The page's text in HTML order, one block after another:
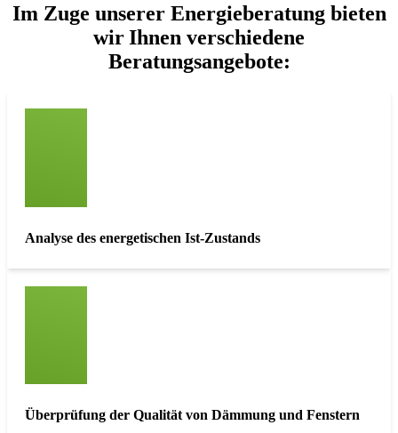
Im Zuge unserer Energieberatung bieten
wir Ihnen verschiedene
Beratungsangebote:
Analyse des energetischen Ist-Zustands
Überprüfung der Qualität von Dämmung und Fenstern